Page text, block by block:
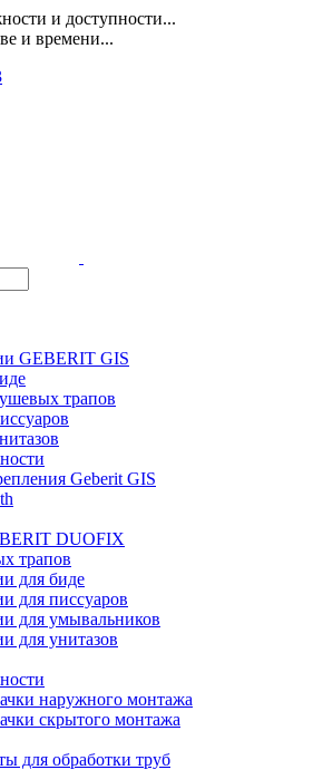
и доступности...
и времени...
GEBERIT GIS
трапов
Geberit GIS
DUOFIX
трапов
для биде
для писсуаров
для умывальников
для унитазов
наружного монтажа
скрытого монтажа
для обработки труб